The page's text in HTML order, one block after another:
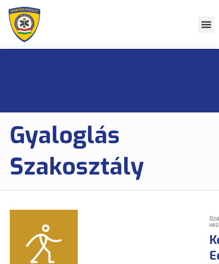
Gyaloglás
Szakosztály